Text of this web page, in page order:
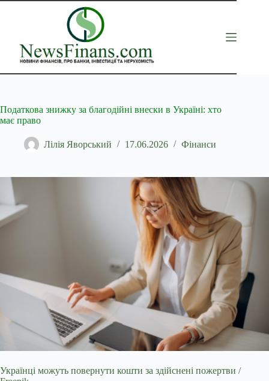
Перейти
Податкова знижку за благодійні внески в Україні: хто
має право
Лілія Яворський 17.06.2026 Фінанси
Українці можуть повернути кошти за здійснені пожертви /